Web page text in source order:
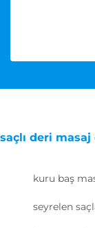
saçlı deri masaj
kuru baş
seyrelen